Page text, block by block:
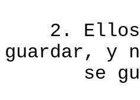
2. Ellos
guardar, y
se